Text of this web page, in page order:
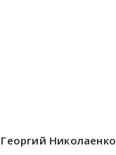
Георгий Николаенко